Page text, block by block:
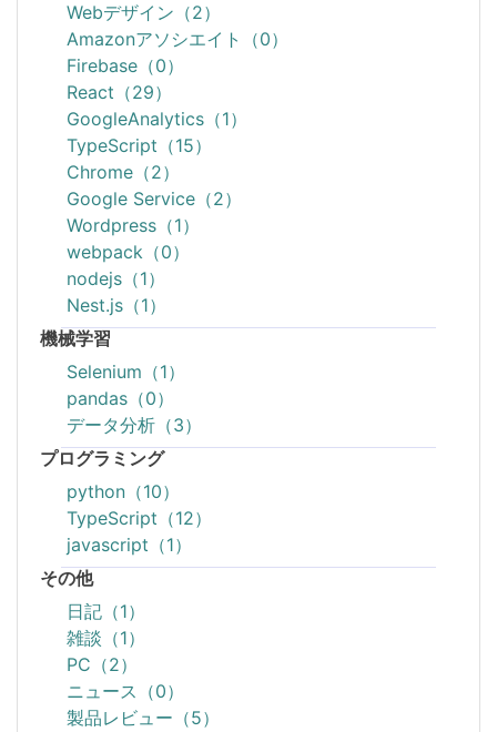
Webデザイン（2）
Amazonアソシエイト（0）
Firebase（0）
React（29）
GoogleAnalytics（1）
TypeScript（15）
Chrome（2）
Google Service（2）
Wordpress（1）
webpack（0）
nodejs（1）
Nest.js（1）
機械学習
Selenium（1）
pandas（0）
データ分析（3）
プログラミング
python（10）
TypeScript（12）
javascript（1）
その他
日記（1）
雑談（1）
PC（2）
ニュース（0）
製品レビュー（5）